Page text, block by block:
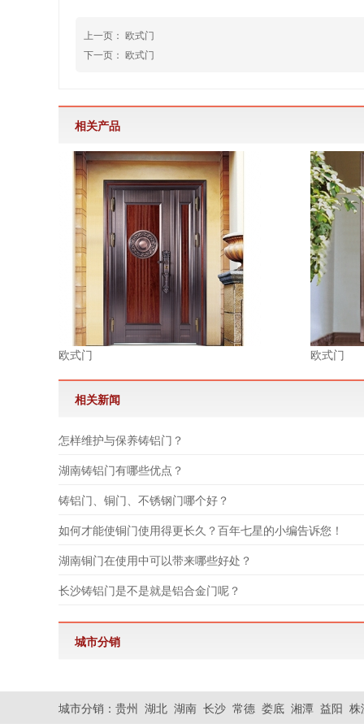
上一页： 欧式门
下一页： 欧式门
相关产品
欧式门 欧式门
相关新闻
怎样维护与保养铸铝门？
湖南铸铝门有哪些优点？
铸铝门、铜门、不锈钢门哪个好？
如何才能使铜门使用得更长久？百年七星的小编告诉您！
湖南铜门在使用中可以带来哪些好处？
长沙铸铝门是不是就是铝合金门呢？
城市分销
城市分销： 贵州 湖北 湖南 长沙 常德 娄底 湘潭 益阳 株